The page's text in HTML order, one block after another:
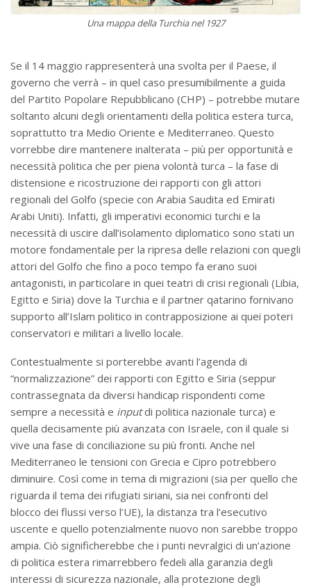
Una mappa della Turchia nel 1927
Se il 14 maggio rappresenterà una svolta per il Paese, il
governo che verrà – in quel caso presumibilmente a guida
del Partito Popolare Repubblicano (CHP) – potrebbe mutare
soltanto alcuni degli orientamenti della politica estera turca,
soprattutto tra Medio Oriente e Mediterraneo. Questo
vorrebbe dire mantenere inalterata – più per opportunità e
necessità politica che per piena volontà turca – la fase di
distensione e ricostruzione dei rapporti con gli attori
regionali del Golfo (specie con Arabia Saudita ed Emirati
Arabi Uniti). Infatti, gli imperativi economici turchi e la
necessità di uscire dall’isolamento diplomatico sono stati un
motore fondamentale per la ripresa delle relazioni con quegli
attori del Golfo che fino a poco tempo fa erano suoi
antagonisti, in particolare in quei teatri di crisi regionali (Libia,
Egitto e Siria) dove la Turchia e il partner qatarino fornivano
supporto all’Islam politico in contrapposizione ai quei poteri
conservatori e militari a livello locale.
Contestualmente si porterebbe avanti l’agenda di
“normalizzazione” dei rapporti con Egitto e Siria (seppur
contrassegnata da diversi handicap rispondenti come
sempre a necessità e inputdi politica nazionale turca) e
quella decisamente più avanzata con Israele, con il quale si
vive una fase di conciliazione su più fronti. Anche nel
Mediterraneo le tensioni con Grecia e Cipro potrebbero
diminuire. Così come in tema di migrazioni (sia per quello che
riguarda il tema dei rifugiati siriani, sia nei confronti del
blocco dei flussi verso l’UE), la distanza tra l’esecutivo
uscente e quello potenzialmente nuovo non sarebbe troppo
ampia. Ciò significherebbe che i punti nevralgici di un’azione
di politica estera rimarrebbero fedeli alla garanzia degli
interessi di sicurezza nazionale, alla protezione degli